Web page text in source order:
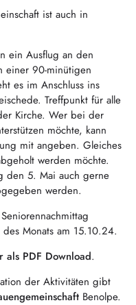
ist auch in
ein Ausflug an den
einer 90-minütigen
es im Anschluss ins
Treffpunkt für alle
Kirche. Wer bei der
möchte, kann
mit angeben. Gleiches
werden möchte.
den 5. Mai auch gerne
werden.
Monats am 15.10.24.
als PDF Download.
der Aktivitäten gibt
Benolpe.